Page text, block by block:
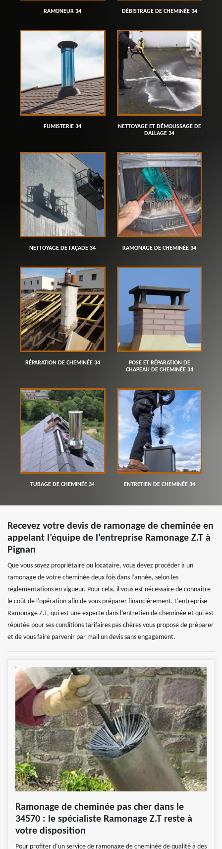
RAMONEUR 34 DÉBISTRAGE DE CHEMINÉE 34
FUMISTERIE 34
NETTOYAGE ET DÉMOUSSAGE DE
DALLAGE 34
NETTOYAGE DE FAÇADE 34 RAMONAGE DE CHEMINÉE 34
RÉPARATION DE CHEMINÉE 34
POSE ET RÉPARATION DE
CHAPEAU DE CHEMINÉE 34
TUBAGE DE CHEMINÉE 34 ENTRETIEN DE CHEMINÉE 34
Recevez votre devis de ramonage de cheminée en
appelant l’équipe de l’entreprise Ramonage Z.T à
Pignan
Que vous soyez propriétaire ou locataire, vous devez procéder à un
ramonage de votre cheminée deux fois dans l’année, selon les
réglementations en vigueur. Pour cela, il vous est nécessaire de connaître
le coût de l’opération afin de vous préparer financièrement. L’entreprise
Ramonage Z.T, qui est une experte dans l’entretien de cheminée et qui est
réputée pour ses conditions tarifaires pas chères vous propose de préparer
et de vous faire parvenir par mail un devis sans engagement.
Ramonage de cheminée pas cher dans le
34570 : le spécialiste Ramonage Z.T reste à
votre disposition
Pour profiter d’un service de ramonage de cheminée de qualité à des